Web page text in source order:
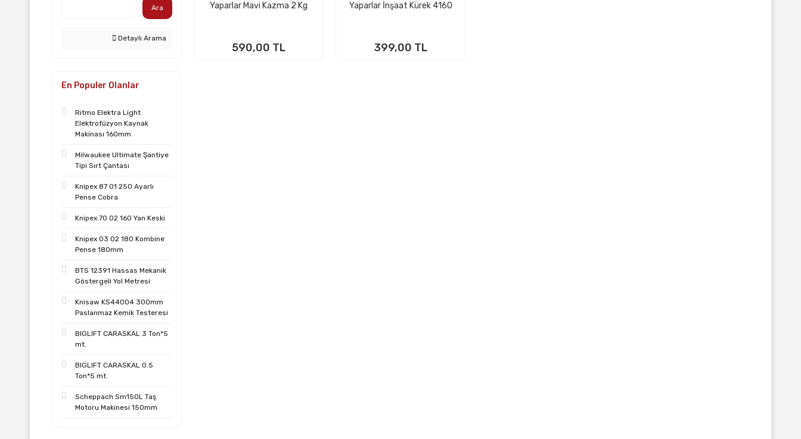
Ara
Detaylı Arama
En Populer Olanlar
Ritmo Elektra Light
Elektrofüzyon Kaynak
Makinası 160mm
Milwaukee Ultimate Şantiye
Tipi Sırt Çantası
Knipex 87 01 250 Ayarlı
Pense Cobra
Knipex 70 02 160 Yan Keski
Knipex 03 02 180 Kombine
Pense 180mm
BTS 12391 Hassas Mekanik
Göstergeli Yol Metresi
Knisaw KS44004 300mm
Paslanmaz Kemik Testeresi
BIGLIFT CARASKAL 3 Ton*5
mt.
BIGLIFT CARASKAL 0.5
Ton*5 mt.
Scheppach Sm150L Taş
Motoru Makinesi 150mm
Yaparlar Mavi Kazma 2 Kg
590,00 TL
Yaparlar İnşaat Kürek 4160
399,00 TL